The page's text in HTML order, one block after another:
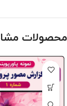
محصولات